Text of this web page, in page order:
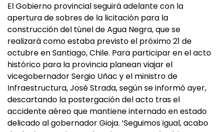
El Gobierno provincial seguirá adelante con la
apertura de sobres de la licitación para la
construcción del túnel de Agua Negra, que se
realizará como estaba previsto el próximo 21 de
octubre en Santiago, Chile. Para participar en el acto
histórico para la provincia planean viajar el
vicegobernador Sergio Uñac y el ministro de
Infraestructura, José Strada, según se informó ayer,
descartando la postergación del acto tras el
accidente aéreo que mantiene internado en estado
delicado al gobernador Gioja. ‘Seguimos igual, acabo